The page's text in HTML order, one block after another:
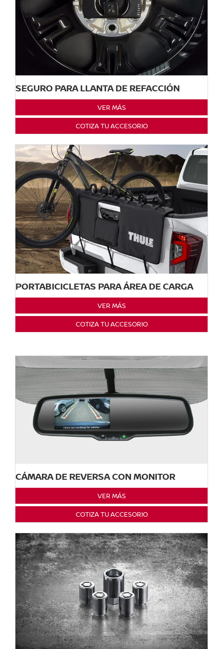
SEGURO PARA LLANTA DE REFACCIÓN
VER MÁS
COTIZA TU ACCESORIO
PORTABICICLETAS PARA ÁREA DE CARGA
VER MÁS
COTIZA TU ACCESORIO
CÁMARA DE REVERSA CON MONITOR
VER MÁS
COTIZA TU ACCESORIO